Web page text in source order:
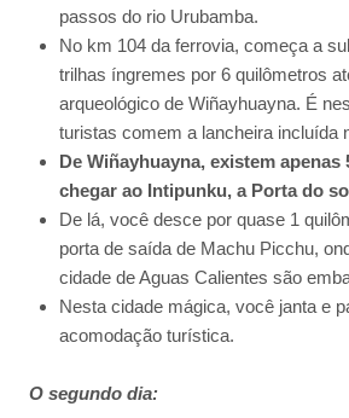
passos do rio Urubamba.
No km 104 da ferrovia, começa a
trilhas íngremes por 6 quilômetros
arqueológico de Wiñayhuayna. É
turistas comem a lancheira incluída
De Wiñayhuayna, existem
chegar ao Intipunku, a Porta do
De lá, você desce por quase 1
porta de saída de Machu Picchu,
cidade de Aguas Calientes são
Nesta cidade mágica, você janta e
acomodação turística.
O segundo dia: